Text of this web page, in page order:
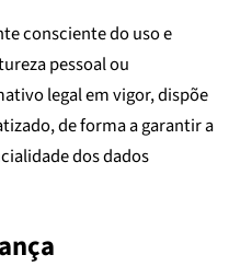
consciente do uso e
pessoal ou
legal em vigor, dispõe
de forma a garantir a
dos dados